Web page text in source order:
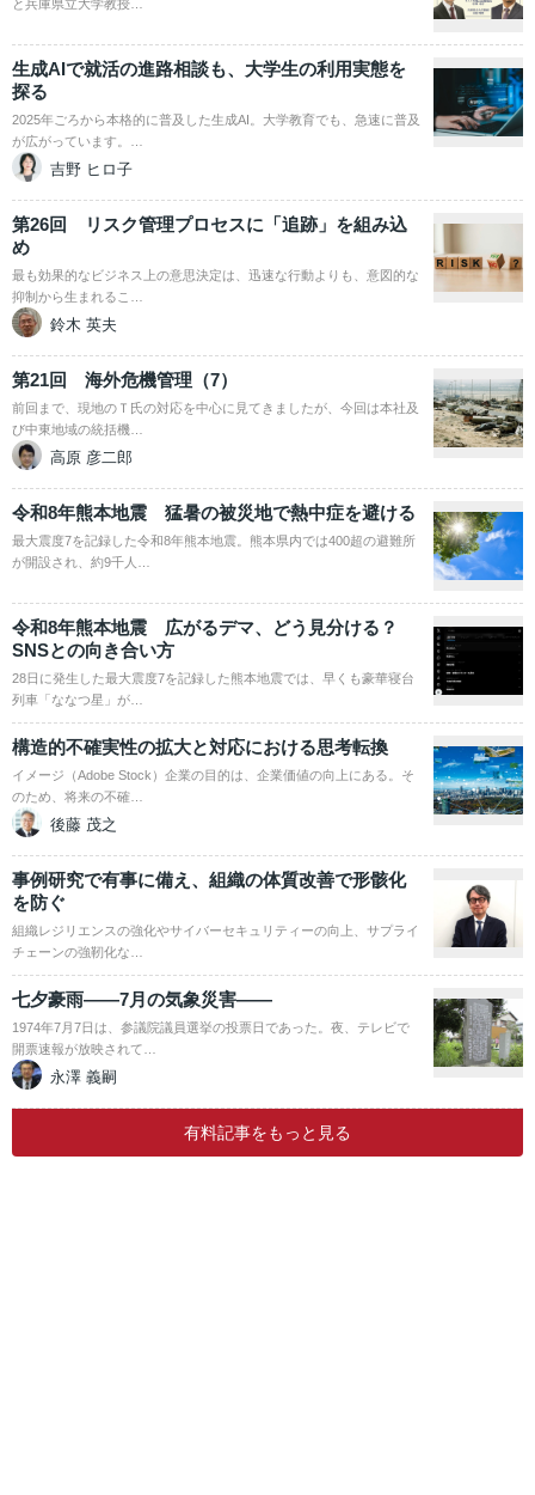
と兵庫県立大学教授…
生成AIで就活の進路相談も、大学生の利用実態を
探る
2025年ごろから本格的に普及した生成AI。大学教育でも、急速に普及
が広がっています。…
吉野 ヒロ子
第26回 リスク管理プロセスに「追跡」を組み込
め
最も効果的なビジネス上の意思決定は、迅速な行動よりも、意図的な
抑制から生まれるこ…
鈴木 英夫
第21回 海外危機管理（7）
前回まで、現地のＴ氏の対応を中心に見てきましたが、今回は本社及
び中東地域の統括機…
高原 彦二郎
令和8年熊本地震 猛暑の被災地で熱中症を避ける
最大震度7を記録した令和8年熊本地震。熊本県内では400超の避難所
が開設され、約9千人…
令和8年熊本地震 広がるデマ、どう見分ける？
SNSとの向き合い方
28日に発生した最大震度7を記録した熊本地震では、早くも豪華寝台
列車「ななつ星」が…
構造的不確実性の拡大と対応における思考転換
イメージ（Adobe Stock）企業の目的は、企業価値の向上にある。そ
のため、将来の不確…
後藤 茂之
事例研究で有事に備え、組織の体質改善で形骸化
を防ぐ
組織レジリエンスの強化やサイバーセキュリティーの向上、サプライ
チェーンの強靭化な…
七夕豪雨――7月の気象災害――
1974年7月7日は、参議院議員選挙の投票日であった。夜、テレビで
開票速報が放映されて…
永澤 義嗣
有料記事をもっと見る